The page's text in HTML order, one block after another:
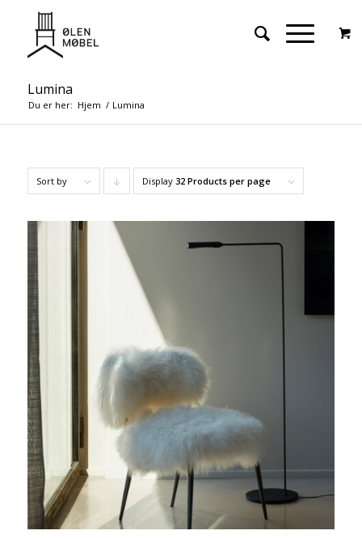
Lumina
Du er her: Hjem / Lumina
Sort by Click
order
products
descending
Display 32 Products per page